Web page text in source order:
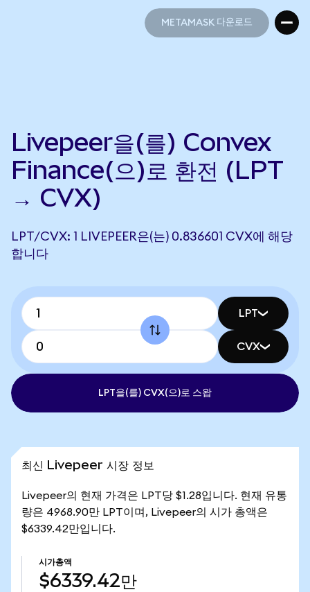
METAMASK 다운로드
Livepeer을(를) Convex
Finance(으)로 환전 (LPT
→ CVX)
LPT/CVX: 1 LIVEPEER은(는) 0.836601 CVX에 해당
합니다
LPT
CVX
LPT을(를) CVX(으)로 스왑
최신 Livepeer 시장 정보
Livepeer의 현재 가격은 LPT당 $1.28입니다. 현재 유통
량은 4968.90만 LPT이며, Livepeer의 시가 총액은
$6339.42만입니다.
시가총액
$6339.42만